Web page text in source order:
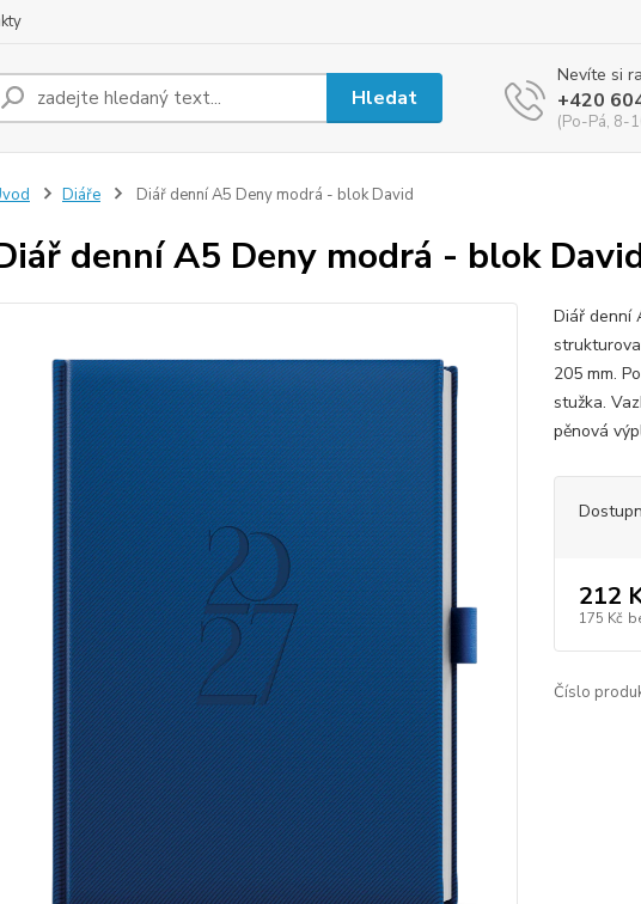
Hledat
Nevíte si
+420
(Po-Pá, 8-
Diáře Diář denní A5 Deny modrá - blok David
denní A5 Deny modrá - blok
Diář denní
205 mm.
stužka.
pěnová
212
175 Kč
Číslo